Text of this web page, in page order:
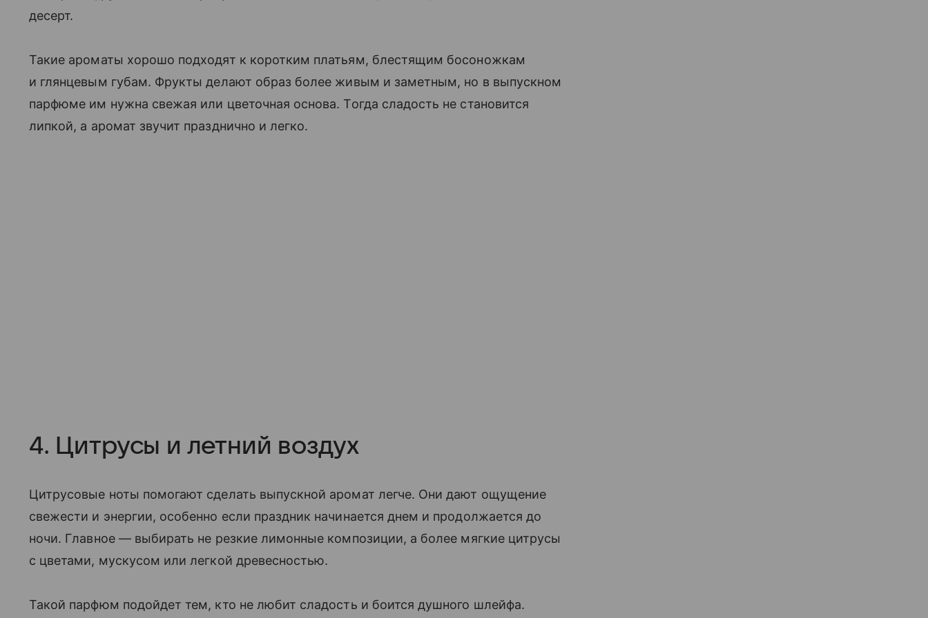
десерт.
Такие ароматы хорошо подходят к коротким платьям, блестящим босоножкам
и глянцевым губам. Фрукты делают образ более живым и заметным, но в выпускном
парфюме им нужна свежая или цветочная основа. Тогда сладость не становится
липкой, а аромат звучит празднично и легко.
4. Цитрусы и летний воздух
Цитрусовые ноты помогают сделать выпускной аромат легче. Они дают ощущение
свежести и энергии, особенно если праздник начинается днем и продолжается до
ночи. Главное — выбирать не резкие лимонные композиции, а более мягкие цитрусы
с цветами, мускусом или легкой древесностью.
Такой парфюм подойдет тем, кто не любит сладость и боится душного шлейфа.